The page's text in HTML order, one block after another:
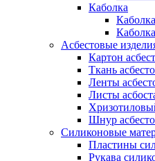
Каболка
Асбестовые
Картон
Ткань
Ленты
Листы
Шнур
Силиконовые
Пластины
Рукава